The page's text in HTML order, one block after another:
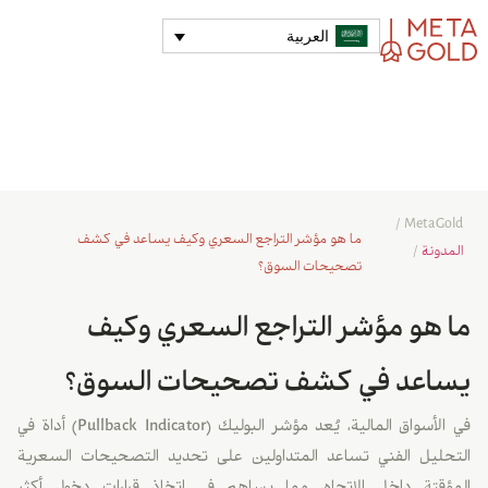
العربية
ما هو مؤشر التراجع السعري وكيف يساعد في كشف
تصحيحات السوق؟
MetaGold
/
المدونة /
ما هو مؤشر التراجع السعري وكيف
يساعد في كشف تصحيحات السوق؟
في الأسواق المالية، يُعد مؤشر البوليك (Pullback Indicator) أداة في
التحليل الفني تساعد المتداولين على تحديد التصحيحات السعرية